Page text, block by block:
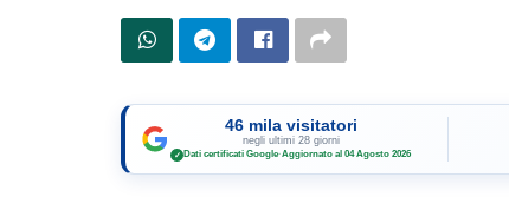
46 mila visitatori
negli ultimi 28 giorni
✓ Dati certificati Google·Aggiornato al 04 Agosto 2026